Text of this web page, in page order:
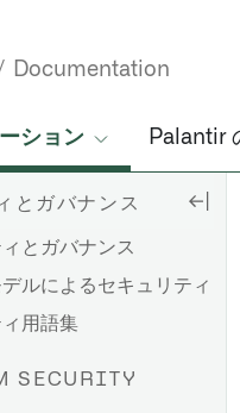
Documentation
ション Palantir
とガバナンス
とガバナンス
ルによるセキュリティ
用語集
SECURITY